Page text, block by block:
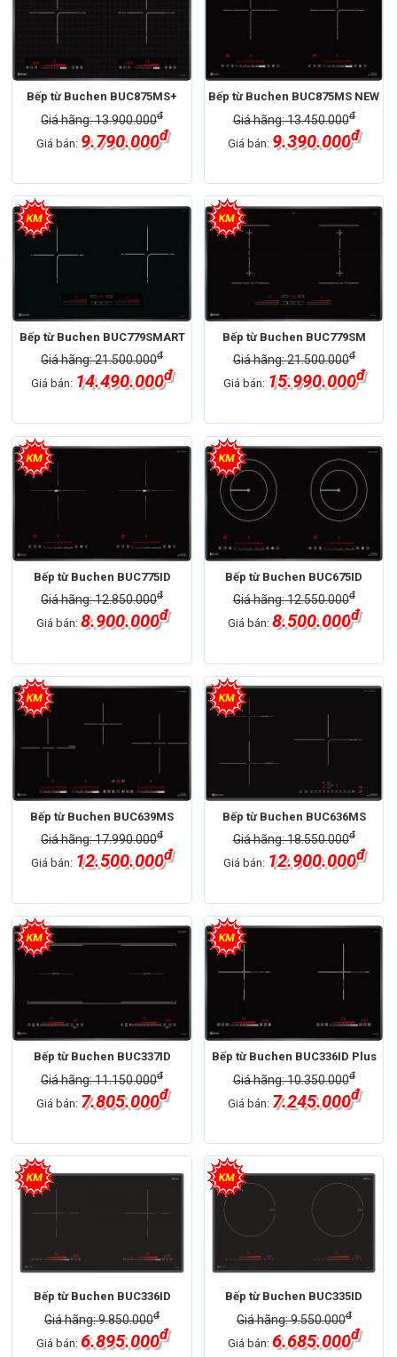
Bếp từ Buchen BUC875MS+
Giá hãng: 13.900.000đ
Giá bán: 9.790.000đ
Bếp từ Buchen BUC875MS NEW
Giá hãng: 13.450.000đ
Giá bán: 9.390.000đ
Bếp từ Buchen BUC779SMART
Giá hãng: 21.500.000đ
Giá bán: 14.490.000đ
Bếp từ Buchen BUC779SM
Giá hãng: 21.500.000đ
Giá bán: 15.990.000đ
Bếp từ Buchen BUC775ID
Giá hãng: 12.850.000đ
Giá bán: 8.900.000đ
Bếp từ Buchen BUC675ID
Giá hãng: 12.550.000đ
Giá bán:8.500.000đ
Bếp từ Buchen BUC639MS
Giá hãng: 17.990.000đ
Giá bán: 12.500.000đ
Bếp từ Buchen BUC636MS
Giá hãng: 18.550.000đ
Giá bán: 12.900.000đ
Bếp từ Buchen BUC337ID
Giá hãng: 11.150.000đ
Giá bán: 7.805.000đ
Bếp từ Buchen BUC336ID Plus
Giá hãng: 10.350.000đ
Giá bán: 7.245.000đ
Bếp từ Buchen BUC336ID
Giá hãng: 9.850.000đ
Giá bán: 6.895.000đ
Bếp từ Buchen BUC335ID
Giá hãng: 9.550.000đ
Giá bán:6.685.000đ